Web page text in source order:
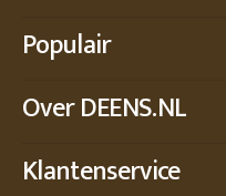
Populair
Over DEENS.NL
Klantenservice